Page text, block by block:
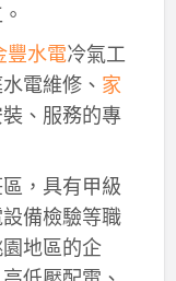
豐水電冷氣工
電維修、 家
、服務的專
，具有甲級
備檢驗等職
地區的企